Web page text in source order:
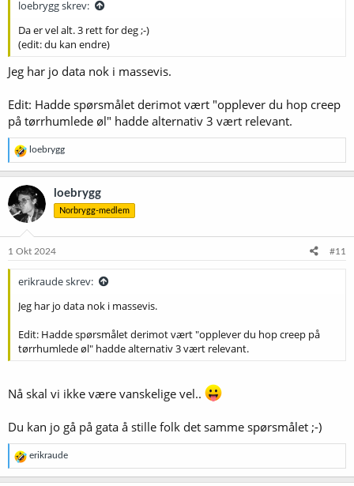
loebrygg skrev:
Da er vel alt. 3 rett for deg ;-)
(edit: du kan endre)
Jeg har jo data nok i massevis.
Edit: Hadde spørsmålet derimot vært "opplever du hop creep
på tørrhumlede øl" hadde alternativ 3 vært relevant.
R
e
a
k
s
j
o
e
loebrygg
loebrygg
Norbrygg-medlem
1 Okt 2024 #11
erikraude skrev:
Jeg har jo data nok i massevis.
Edit: Hadde spørsmålet derimot vært "opplever du hop creep på
tørrhumlede øl" hadde alternativ 3 vært relevant.
Nå skal vi ikke være vanskelige vel..
Du kan jo gå på gata å stille folk det samme spørsmålet ;-)
R
e
a
erikraude